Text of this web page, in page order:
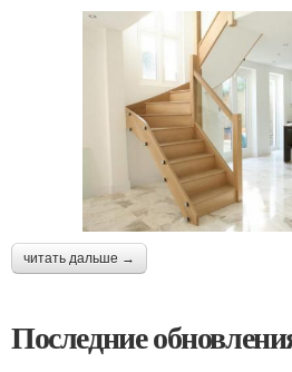
читать дальше →
Последние